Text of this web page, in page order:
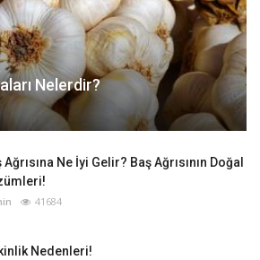
Nelerdir?
Ağrısına Ne İyi Gelir? Baş Ağrısının Doğal
41684
Nedenleri!